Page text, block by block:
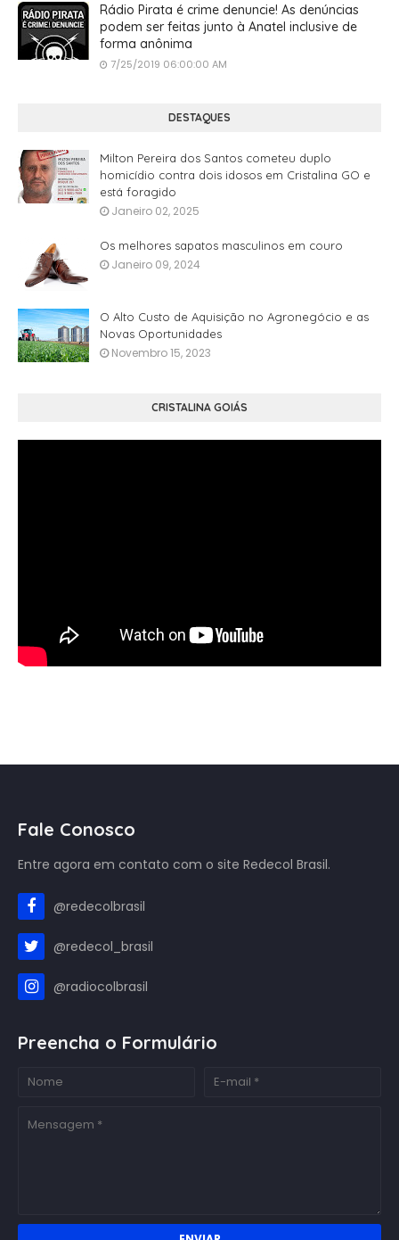
Rádio Pirata é crime denuncie! As denúncias
podem ser feitas junto à Anatel inclusive de
forma anônima
7/25/2019 06:00:00 AM
DESTAQUES
Milton Pereira dos Santos cometeu duplo
homicídio contra dois idosos em Cristalina GO e
está foragido
Janeiro 02, 2025
Os melhores sapatos masculinos em couro
Janeiro 09, 2024
O Alto Custo de Aquisição no Agronegócio e as
Novas Oportunidades
Novembro 15, 2023
CRISTALINA GOIÁS
Fale Conosco
Entre agora em contato com o site Redecol Brasil.
@redecolbrasil
@redecol_brasil
@radiocolbrasil
Preencha o Formulário